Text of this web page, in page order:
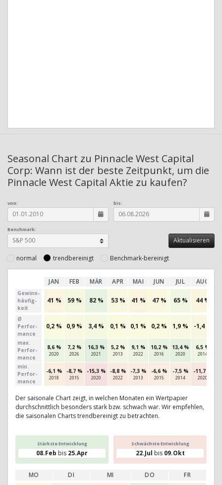
Seasonal Chart zu Pinnacle West Capital
Corp: Wann ist der beste Zeitpunkt, um die
Pinnacle West Capital Aktie zu kaufen?
Benchmark:
von: bis:
normal trendbereinigt Benchmark-bereinigt
JAN FEB MÄR APR MAI JUN JUL AUG
Gewinn­
häufig­
keit
41 % 59 % 82 % 53 % 41 % 47 % 65 % 44 %
Ø
Perfor­
mance
0,2 % 0,9 % 3,4 % 0,1 % 0,1 % 0,2 % 1,9 % -1,4 %
max.
Per­for­
mance
8,6 %
2020
7,2 %
2026
16,3 %
2021
5,2 %
2013
9,1 %
2022
10,2 %
2016
13,4 %
2020
6,5 %
2014
min.
Per­for­
mance
-6,1 %
2018
-8,7 %
2015
-15,3 %
2020
-8,8 %
2022
-7,3 %
2013
-6,6 %
2015
-7,5 %
2014
-11,7 %
2020
Der saisonale Chart zeigt, in welchen Monaten ein Wertpapier
durchschnittlich besonders stark bzw. schwach war. Wir empfehlen,
die saisonalen Charts trendbereinigt zu betrachten.
Stärkste Entwicklung
08.Feb bis 25.Apr
Schwächste Entwicklung
22.Jul bis 09.Okt
MO DI MI DO
FR